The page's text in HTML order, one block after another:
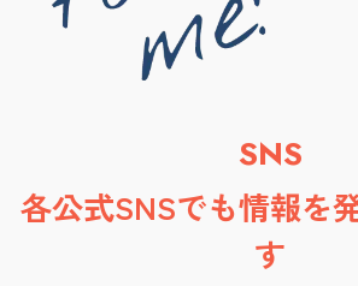
SNS
各公式SNSでも情報を
す